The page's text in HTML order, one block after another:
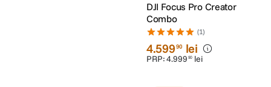
DJI Focus Pro Creator
Combo
(1)
4.59990 lei
PRP:4.999 90 lei